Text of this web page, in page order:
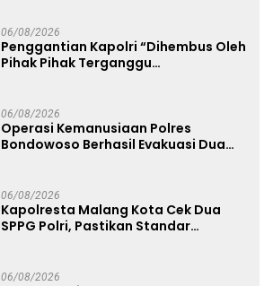
06/08/2026
Penggantian Kapolri “Dihembus Oleh
Pihak Pihak Terganggu
06/08/2026
Operasi Kemanusiaan Polres
Bondowoso Berhasil Evakuasi Dua
06/08/2026
Kapolresta Malang Kota Cek Dua
SPPG Polri, Pastikan Standar
06/08/2026